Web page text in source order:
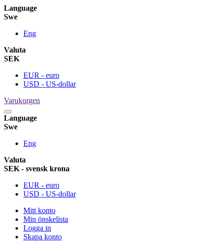
Language
Swe
Eng
Valuta
SEK
EUR - euro
USD - US-dollar
Varukorgen
Language
Swe
Eng
Valuta
SEK - svensk krona
EUR - euro
USD - US-dollar
Mitt konto
Min önskelista
Logga in
Skapa konto